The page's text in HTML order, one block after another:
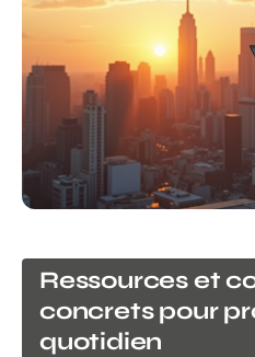
Ressources et
concrets pour
quotidien